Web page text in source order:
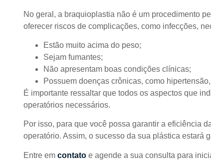
No geral, a braquioplastia não é um procedimento
oferecer riscos de complicações, como infecções,
Estão muito acima do peso;
Sejam fumantes;
Não apresentam boas condições clínicas;
Possuem doenças crônicas, como
É importante ressaltar que todos os aspectos que
operatórios necessários.
Por isso, para que você possa garantir a eficiência
operatório. Assim, o sucesso da sua plástica estará
Entre em contato e agende a sua consulta para